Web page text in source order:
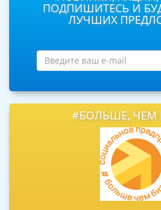
ПОДПИШИТЕСЬ И
ЛУЧШИХ
#БОЛЬШЕ, ЧЕМ